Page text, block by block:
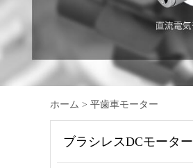
ホーム > 平歯車モーター
ブラシレスDCモーター